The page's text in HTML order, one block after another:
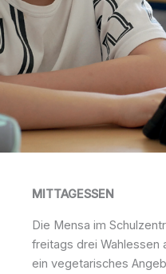
MITTAGESSEN
Die Mensa im
freitags drei Wahlessen
ein vegetarisches